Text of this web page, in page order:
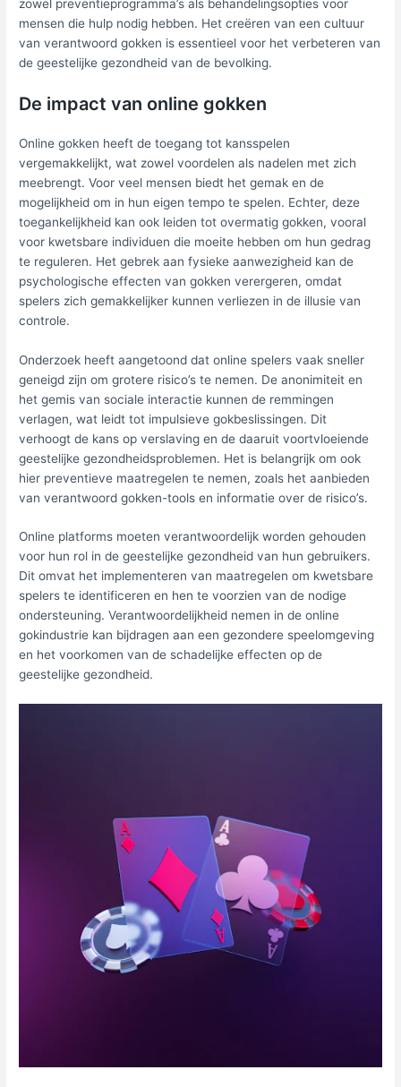
zowel preventieprogramma’s als behandelingsopties voor
mensen die hulp nodig hebben. Het creëren van een cultuur
van verantwoord gokken is essentieel voor het verbeteren van
de geestelijke gezondheid van de bevolking.
De impact van online gokken
Online gokken heeft de toegang tot kansspelen
vergemakkelijkt, wat zowel voordelen als nadelen met zich
meebrengt. Voor veel mensen biedt het gemak en de
mogelijkheid om in hun eigen tempo te spelen. Echter, deze
toegankelijkheid kan ook leiden tot overmatig gokken, vooral
voor kwetsbare individuen die moeite hebben om hun gedrag
te reguleren. Het gebrek aan fysieke aanwezigheid kan de
psychologische effecten van gokken verergeren, omdat
spelers zich gemakkelijker kunnen verliezen in de illusie van
controle.
Onderzoek heeft aangetoond dat online spelers vaak sneller
geneigd zijn om grotere risico’s te nemen. De anonimiteit en
het gemis van sociale interactie kunnen de remmingen
verlagen, wat leidt tot impulsieve gokbeslissingen. Dit
verhoogt de kans op verslaving en de daaruit voortvloeiende
geestelijke gezondheidsproblemen. Het is belangrijk om ook
hier preventieve maatregelen te nemen, zoals het aanbieden
van verantwoord gokken-tools en informatie over de risico’s.
Online platforms moeten verantwoordelijk worden gehouden
voor hun rol in de geestelijke gezondheid van hun gebruikers.
Dit omvat het implementeren van maatregelen om kwetsbare
spelers te identificeren en hen te voorzien van de nodige
ondersteuning. Verantwoordelijkheid nemen in de online
gokindustrie kan bijdragen aan een gezondere speelomgeving
en het voorkomen van de schadelijke effecten op de
geestelijke gezondheid.